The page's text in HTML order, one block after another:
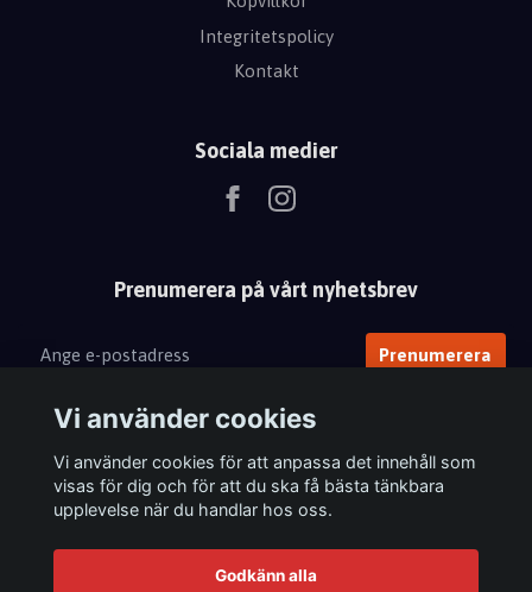
Integritetspolicy
Kontakt
Sociala medier
Prenumerera på vårt nyhetsbrev
Prenumerera
Vi använder cookies
Vi använder cookies för att anpassa det innehåll som
visas för dig och för att du ska få bästa tänkbara
upplevelse när du handlar hos oss.
Godkänn alla